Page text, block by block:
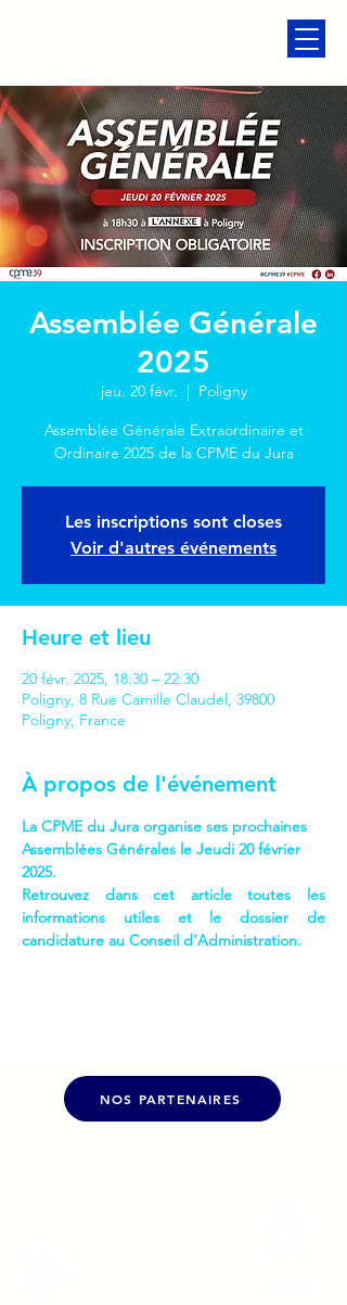
Assemblée Générale
2025
jeu. 20 févr.
  |
Poligny
Assemblée Générale Extraordinaire et
Ordinaire 2025 de la CPME du Jura
Les inscriptions sont closes
Voir d'autres événements
Heure et lieu
20 févr. 2025, 18:30 – 22:30
Poligny, 8 Rue Camille Claudel, 39800
Poligny, France
À propos de l'événement
La CPME du Jura organise ses prochaines
Assemblées Générales le Jeudi 20 février
2025.
Retrouvez dans cet article toutes les
informations utiles et le dossier de
candidature au Conseil d'Administration.
NOS PARTENAIRES